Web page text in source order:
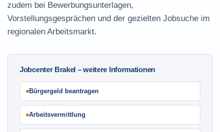
zudem bei Bewerbungsunterlagen,
Vorstellungsgesprächen und der gezielten Jobsuche im
regionalen Arbeitsmarkt.
Jobcenter Brakel – weitere Informationen
Bürgergeld beantragen
Arbeitsvermittlung